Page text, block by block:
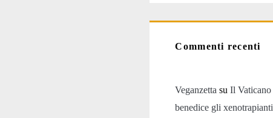
Commenti recenti
Veganzetta suIl Vaticano
benedice gli xenotrapianti